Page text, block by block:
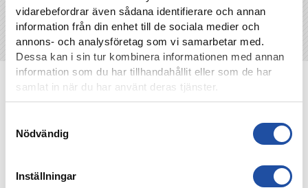
vidarebefordrar även sådana identifierare och annan
information från din enhet till de sociala medier och
annons- och analysföretag som vi samarbetar med.
Dessa kan i sin tur kombinera informationen med annan
information som du har tillhandahållit eller som de har
samlat in när du har använt deras tjänster.
Nödvändig
Inställningar
NYHETER